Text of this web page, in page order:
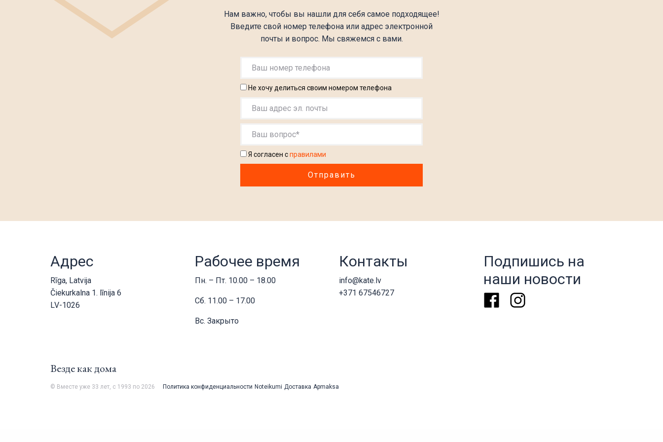
Нам важно, чтобы вы нашли для себя самое подходящее!
Введите свой номер телефона или адрес электронной
почты и вопрос. Мы свяжемся с вами.
Не хочу делиться своим номером телефона
Я согласен справилами
Адрес
Rīga, Latvija
Čiekurkalna 1. līnija 6
LV-1026
Рабочее время
Пн. – Пт. 10.00 – 18.00
Сб. 11.00 – 17.00
Вс. Закрыто
Контакты
info@kate.lv
+371 67546727
Подпишись на
наши новости
FacebookInstagram
Везде как дома
© Вместе уже 33 лет, с 1993 по 2026 Политика конфиденциальности Noteikumi Доставка Apmaksa